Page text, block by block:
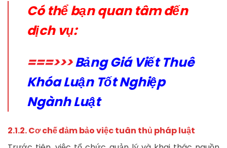
Có thể bạn quan tâm đến
dịch vụ:
===>>>Bảng Giá Viết Thuê
Khóa Luận Tốt Nghiệp
Ngành Luật
2.1.2. Cơ chế đảm bảo việc tuân thủ pháp luật